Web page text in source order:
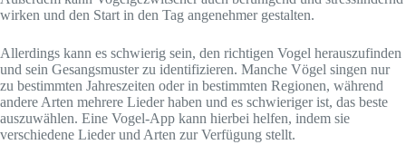
wirken und den Start in den Tag angenehmer gestalten.
Allerdings kann es schwierig sein, den richtigen Vogel herauszufinden
und sein Gesangsmuster zu identifizieren. Manche Vögel singen nur
zu bestimmten Jahreszeiten oder in bestimmten Regionen, während
andere Arten mehrere Lieder haben und es schwieriger ist, das beste
auszuwählen. Eine Vogel-App kann hierbei helfen, indem sie
verschiedene Lieder und Arten zur Verfügung stellt.